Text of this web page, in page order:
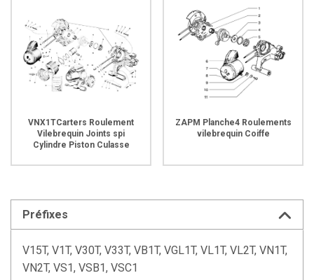
VNX1TCarters Roulement
Vilebrequin Joints spi
Cylindre Piston Culasse
ZAPM Planche4 Roulements
vilebrequin Coiffe
Préfixes
V15T, V1T, V30T, V33T, VB1T, VGL1T, VL1T, VL2T, VN1T,
VN2T, VS1, VSB1, VSC1